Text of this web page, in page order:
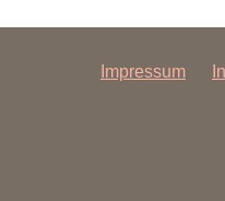
Impressum